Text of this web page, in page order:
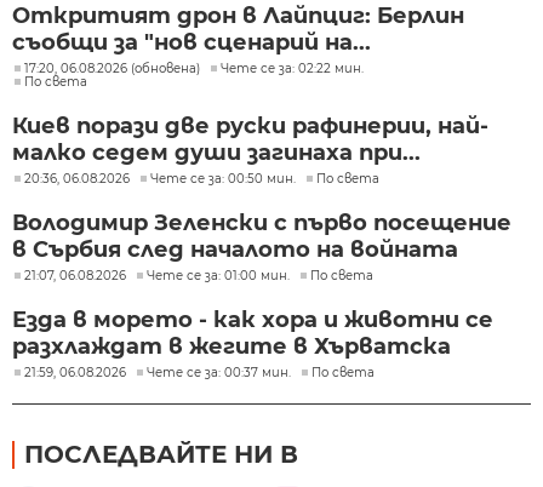
Откритият дрон в Лайпциг: Берлин
съобщи за "нов сценарий на...
17:20, 06.08.2026 (обновена)
Чете се за: 02:22 мин.
По света
Киев порази две руски рафинерии, най-
малко седем души загинаха при...
20:36, 06.08.2026 Чете се за: 00:50 мин. По света
Володимир Зеленски с първо посещение
в Сърбия след началото на войната
21:07, 06.08.2026 Чете се за: 01:00 мин. По света
Езда в морето - как хора и животни се
разхлаждат в жегите в Хърватска
21:59, 06.08.2026 Чете се за: 00:37 мин. По света
ПОСЛЕДВАЙТЕ НИ В